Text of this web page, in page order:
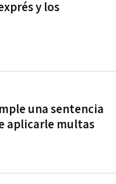
y los
una sentencia
aplicarle multas